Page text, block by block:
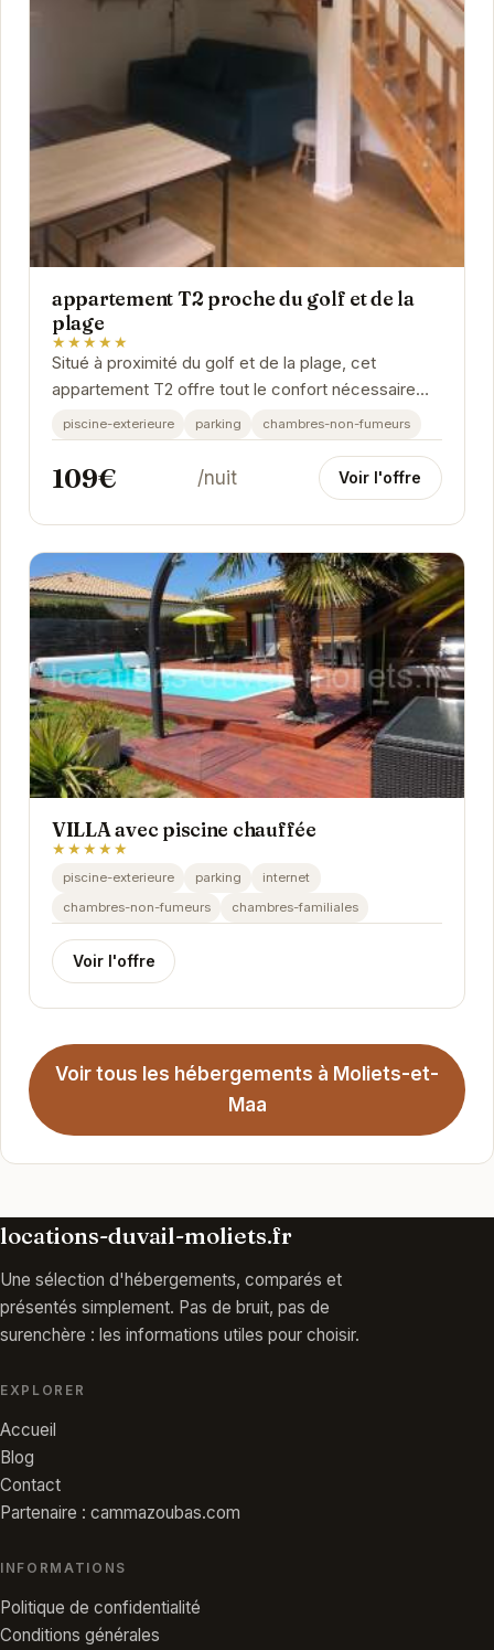
appartement T2 proche du golf et de la
plage
★★★★★
Situé à proximité du golf et de la plage, cet
appartement T2 offre tout le confort nécessaire
pour un séjour agréable. Lumineux et spacieux, il...
piscine-exterieure parking chambres-non-fumeurs
109€ /nuit Voir l'offre
VILLA avec piscine chauffée
★★★★★
piscine-exterieure parking
internet
chambres-non-fumeurs
chambres-familiales
Voir l'offre
Voir tous les hébergements à Moliets-et-
Maa
locations-duvail-moliets.fr
Une sélection d'hébergements, comparés et
présentés simplement. Pas de bruit, pas de
surenchère : les informations utiles pour choisir.
EXPLORER
Accueil
Blog
Contact
Partenaire : cammazoubas.com
INFORMATIONS
Politique de confidentialité
Conditions générales